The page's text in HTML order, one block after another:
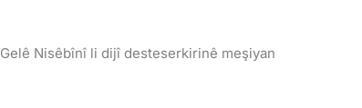
Gelê Nisêbînî li dijî desteserkirinê meşiyan